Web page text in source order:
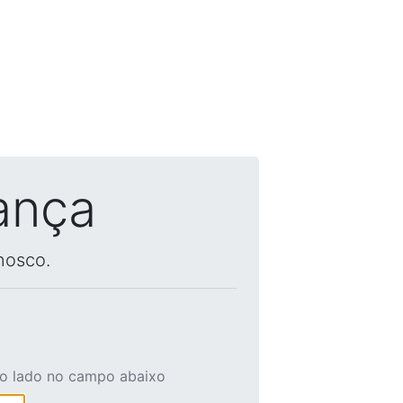
lado no campo abaixo